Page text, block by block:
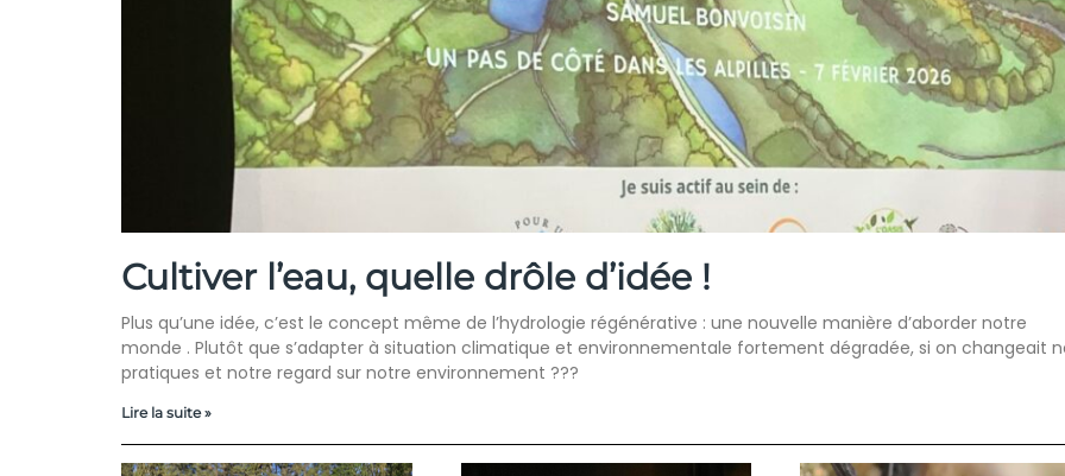
Cultiver l’eau, quelle drôle d’idée !
Plus qu’une idée, c’est le concept même de l’hydrologie régénérative : une nouvelle manière d’aborder notre
monde . Plutôt que s’adapter à situation climatique et environnementale fortement dégradée, si on changeait
pratiques et notre regard sur notre environnement ???
Lire la suite »